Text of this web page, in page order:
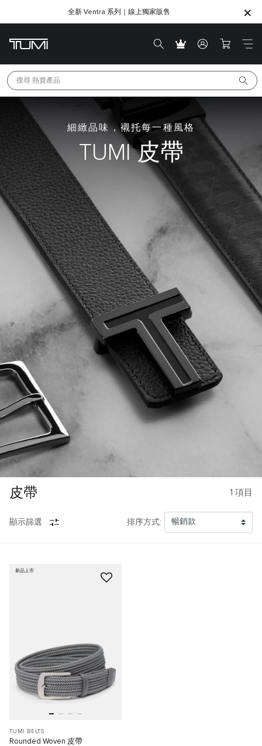
SHOP GIFTS
SHOP GIFTS
全新 Ventra 系列｜線上獨家販售
搜尋 熱賣產品
細緻品味，襯托每一種風格
TUMI 皮帶
皮帶 1 項目
顯示篩選 排序方式:
新品上市
TUMI BELTS
Rounded Woven 皮帶